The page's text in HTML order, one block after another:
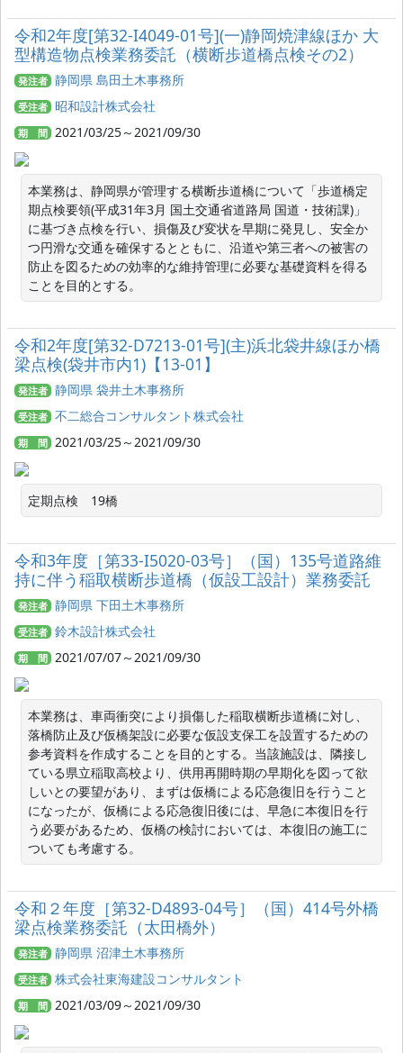
令和2年度[第32-I4049-01号](一)静岡焼津線ほか 大
型構造物点検業務委託（横断歩道橋点検その2）
発注者 静岡県 島田土木事務所
受注者 昭和設計株式会社
期 間 2021/03/25～2021/09/30
本業務は、静岡県が管理する横断歩道橋について「歩道橋定
期点検要領(平成31年3月 国土交通省道路局 国道・技術課)」
に基づき点検を行い、損傷及び変状を早期に発見し、安全か
つ円滑な交通を確保するとともに、沿道や第三者への被害の
防止を図るための効率的な維持管理に必要な基礎資料を得る
ことを目的とする。
令和2年度[第32-D7213-01号](主)浜北袋井線ほか橋
梁点検(袋井市内1)【13-01】
発注者 静岡県 袋井土木事務所
受注者 不二総合コンサルタント株式会社
期 間 2021/03/25～2021/09/30
定期点検　19橋
令和3年度［第33-I5020-03号］（国）135号道路維
持に伴う稲取横断歩道橋（仮設工設計）業務委託
発注者 静岡県 下田土木事務所
受注者 鈴木設計株式会社
期 間 2021/07/07～2021/09/30
本業務は、車両衝突により損傷した稲取横断歩道橋に対し、
落橋防止及び仮橋架設に必要な仮設支保工を設置するための
参考資料を作成することを目的とする。当該施設は、隣接し
ている県立稲取高校より、供用再開時期の早期化を図って欲
しいとの要望があり、まずは仮橋による応急復旧を行うこと
になったが、仮橋による応急復旧後には、早急に本復旧を行
う必要があるため、仮橋の検討においては、本復旧の施工に
ついても考慮する。
令和２年度［第32-D4893-04号］（国）414号外橋
梁点検業務委託（太田橋外）
発注者 静岡県 沼津土木事務所
受注者 株式会社東海建設コンサルタント
期 間 2021/03/09～2021/09/30